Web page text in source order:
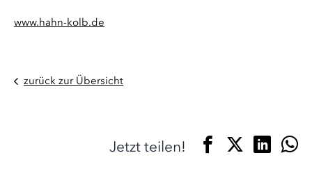
www.hahn-kolb.de
zurück zur Übersicht
Jetzt teilen!